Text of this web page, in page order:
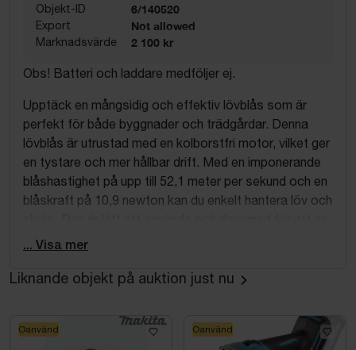
Objekt-ID 6/140520
Export Not allowed
Marknadsvärde 2 100 kr
Obs! Batteri och laddare medföljer ej.
Upptäck en mångsidig och effektiv lövblås som är
perfekt för både byggnader och trädgårdar. Denna
lövblås är utrustad med en kolborstfri motor, vilket ger
en tystare och mer hållbar drift. Med en imponerande
blåshastighet på upp till 52,1 meter per sekund och en
blåskraft på 10,9 newton kan du enkelt hantera löv och
dig maximal komfort under arbetet.
Är en del av Makita 18V-systemet och är kompatibelt
med alla maskiner och batterier i samma serie.
... Visa mer
Liknande objekt på auktion just nu
Oanvänd Oanvänd